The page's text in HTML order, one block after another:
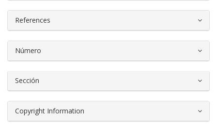
References
Número
Sección
Copyright Information